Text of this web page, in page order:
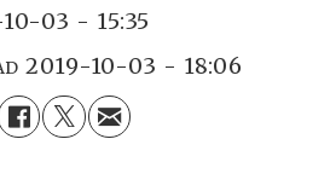
10-03 - 15:35
2019-10-03 - 18:06